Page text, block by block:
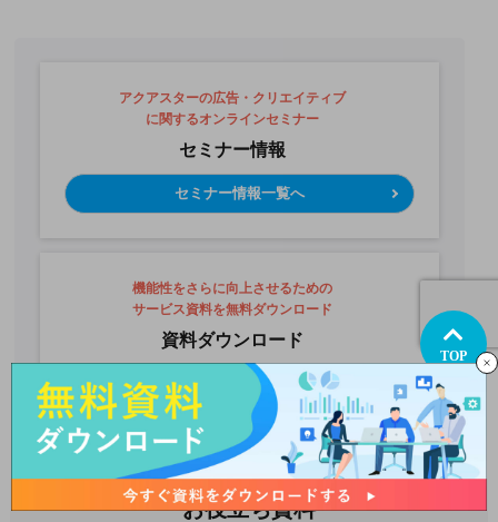
アクアスターの広告・クリエイティブ
に関するオンラインセミナー
セミナー情報
セミナー情報一覧へ
機能性をさらに向上させるための
サービス資料を無料ダウンロード
資料ダウンロード
今すぐ資料ダウンロード
お役立ち資料
TOP